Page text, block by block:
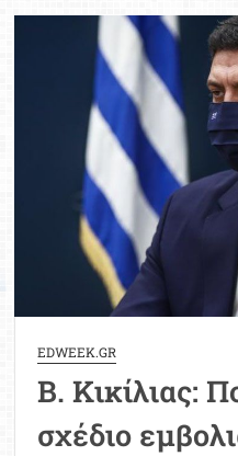
tests
εμβολιασμοί:
Σήμερα
5/5
η
ενημέρωση
από
το
υπουργείο
Υγείας
EDWEEK.GR
Β. Κικίλιας:
σχέδιο